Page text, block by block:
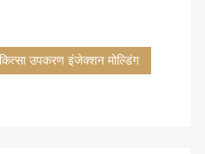
उपकरण इंजेक्शन मोल्डिंग